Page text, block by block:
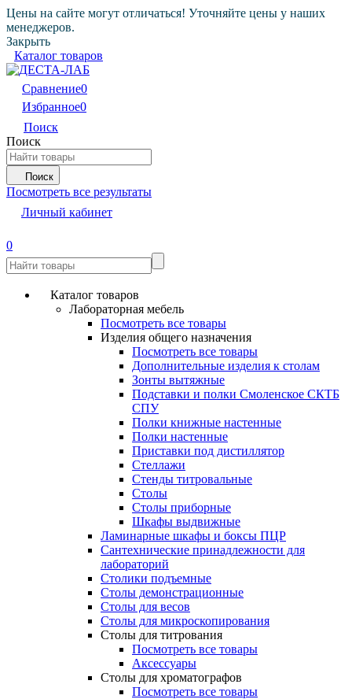
Цены на сайте могут отличаться! Уточняйте цены у наших
менеджеров.
Закрыть
Каталог товаров
Сравнение0
Избранное0
Поиск
Поиск
Поиск
Посмотреть все результаты
Личный кабинет
0
Каталог товаров
Лабораторная мебель
Посмотреть все товары
Изделия общего назначения
Посмотреть все товары
Дополнительные изделия к столам
Зонты вытяжные
Подставки и полки Смоленское СКТБ
СПУ
Полки книжные настенные
Полки настенные
Приставки под дистиллятор
Стеллажи
Стенды титровальные
Столы
Столы приборные
Шкафы выдвижные
Ламинарные шкафы и боксы ПЦР
Сантехнические принадлежности для
лабораторий
Столики подъемные
Столы демонстрационные
Столы для весов
Столы для микроскопирования
Столы для титрования
Посмотреть все товары
Аксессуары
Столы для хроматографов
Посмотреть все товары